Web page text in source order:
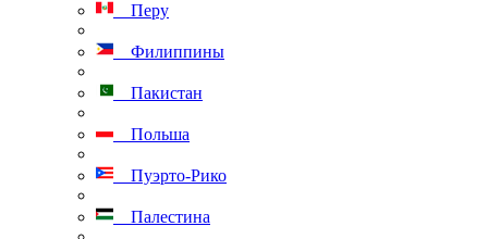
Перу
Филиппины
Пакистан
Польша
Пуэрто-Рико
Палестина